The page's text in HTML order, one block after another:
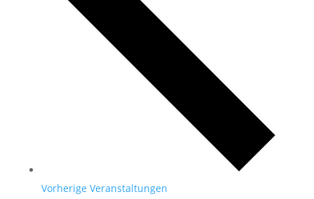
Vorherige Veranstaltungen